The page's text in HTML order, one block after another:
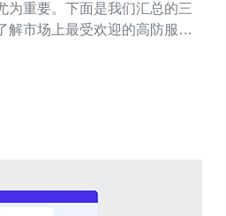
为重要。下面是我们汇总的三
解市场上最受欢迎的高防服务
要。比如，某些服务商提供